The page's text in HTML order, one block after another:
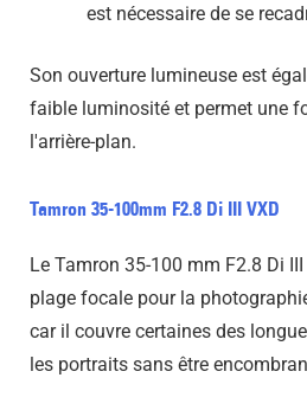
est nécessaire de se
Son ouverture lumineuse est
faible luminosité et permet une
l'arrière-plan.
Tamron 35-100mm F2.8 Di III VXD
Le Tamron 35-100 mm F2.8 Di
plage focale pour la
car il couvre certaines des
les portraits sans être